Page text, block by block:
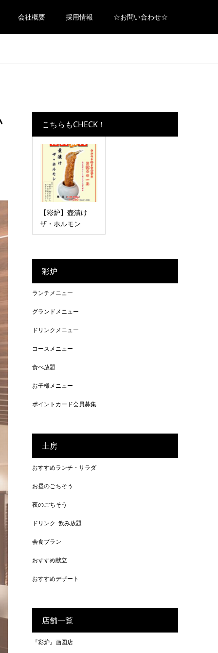
会社概要 採用情報 ☆お問い合わせ☆
こちらもCHECK！
【彩炉】壺漬け
ザ・ホルモン
彩炉
ランチメニュー
グランドメニュー
ドリンクメニュー
コースメニュー
食べ放題
お子様メニュー
ポイントカード会員募集
土房
おすすめランチ・サラダ
お昼のごちそう
夜のごちそう
ドリンク･飲み放題
会食プラン
おすすめ献立
おすすめデザート
店舗一覧
『彩炉』画図店